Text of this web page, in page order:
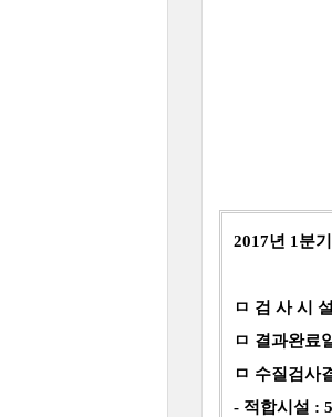
2017년 1분
ㅁ 검 사 시
ㅁ 결과완료
ㅁ 수질검사
- 적합시설 :